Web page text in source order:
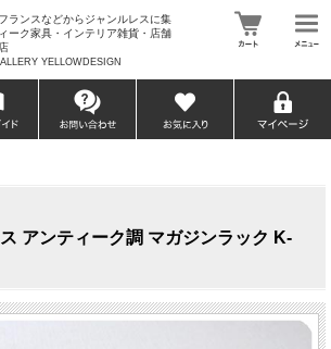
ランスなどからジャンルレスに集
ーク家具・インテリア雑貨・店舗
YELLOWDESIGN
ス アンティーク調 マガジンラック K-